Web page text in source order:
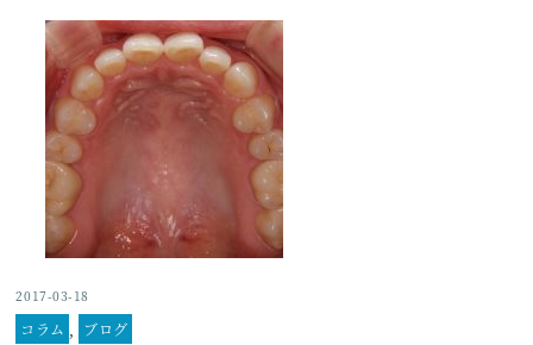
2017-03-18
コラム ブログ